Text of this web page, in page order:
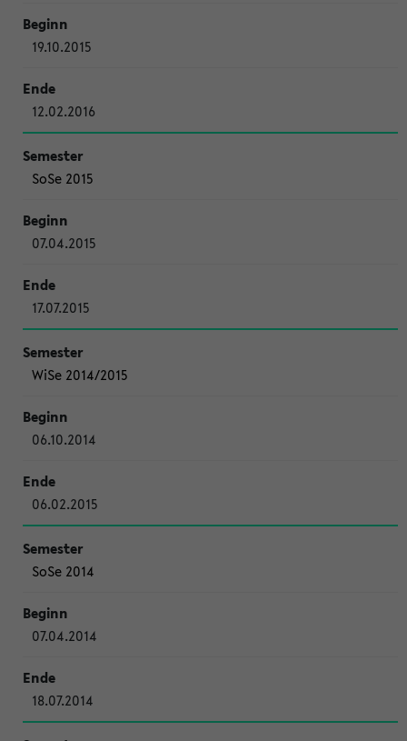
19.10.2015
12.02.2016
SoSe 2015
07.04.2015
17.07.2015
WiSe 2014/2015
06.10.2014
06.02.2015
SoSe 2014
07.04.2014
18.07.2014